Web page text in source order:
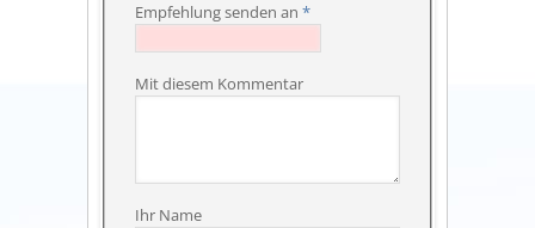
Empfehlung senden an *
Mit diesem Kommentar
Ihr Name